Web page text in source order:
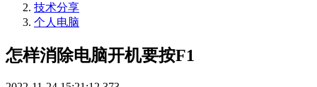
技术分享
个人电脑
怎样消除电脑开机要按F1